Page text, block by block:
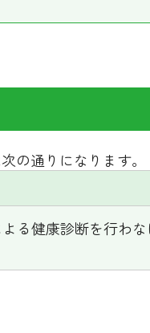
の通りになります。
る健康診断を行わ